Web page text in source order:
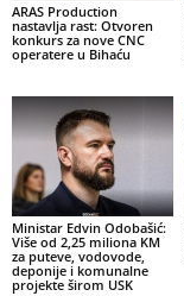
ARAS Production
nastavlja rast: Otvoren
konkurs za nove CNC
operatere u Bihaću
Ministar Edvin Odobašić:
Više od 2,25 miliona KM
za puteve, vodovode,
deponije i komunalne
projekte širom USK